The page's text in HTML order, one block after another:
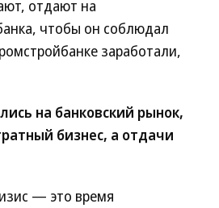
отдают на
чтобы он соблюдал
заработали,
на банковский рынок,
бизнес, а отдачи
— это время